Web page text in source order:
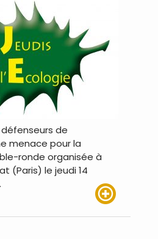
de
menace pour la
ronde organisée à
(Paris) le jeudi 14